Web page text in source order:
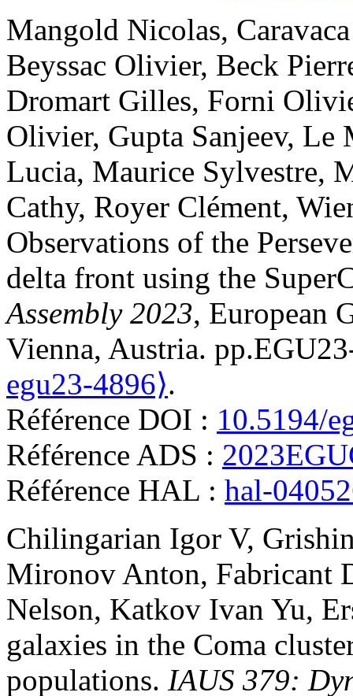
Mangold Nicolas, Caravaca
Beyssac Olivier, Beck
Dromart Gilles, Forni
Olivier, Gupta Sanjeev, Le
Lucia, Maurice Sylvestre,
Cathy, Royer Clément,
Observations of the
delta front using the
Assembly 2023, European
Vienna, Austria.
egu23-4896⟩.
Référence DOI : 10.5194/
Référence ADS :
Référence HAL : hal-
Chilingarian Igor V,
Mironov Anton, Fabricant
Nelson, Katkov Ivan Yu,
galaxies in the Coma
populations. IAUS 379: